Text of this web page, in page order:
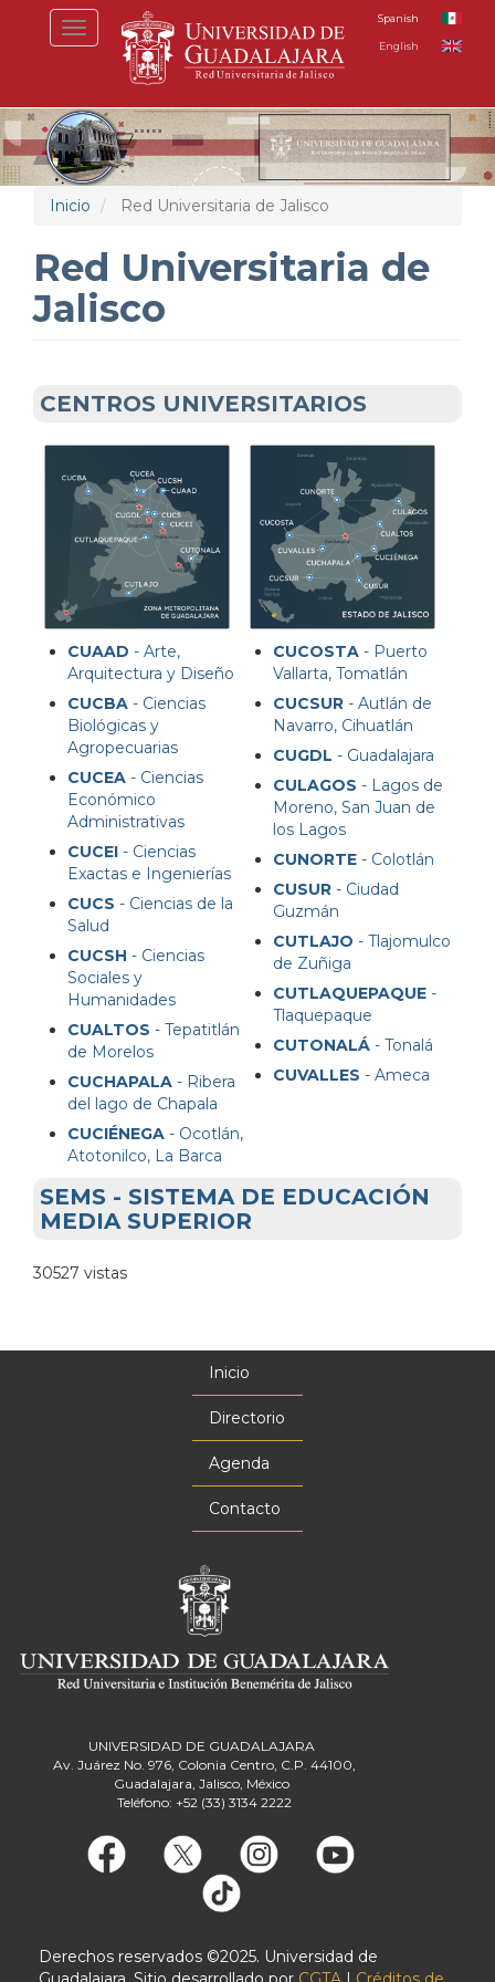
Toggle
navigation
Spanish
English
Inicio Red Universitaria de Jalisco
Red Universitaria de
Jalisco
CENTROS UNIVERSITARIOS
CUAAD - Arte,
Arquitectura y Diseño
CUCBA - Ciencias
Biológicas y
Agropecuarias
CUCEA - Ciencias
Económico
Administrativas
CUCEI - Ciencias
Exactas e Ingenierías
CUCS - Ciencias de la
Salud
CUCSH - Ciencias
Sociales y
Humanidades
CUALTOS - Tepatitlán
de Morelos
CUCHAPALA - Ribera
del lago de Chapala
CUCIÉNEGA - Ocotlán,
Atotonilco, La Barca
CUCOSTA - Puerto
Vallarta, Tomatlán
CUCSUR - Autlán de
Navarro, Cihuatlán
CUGDL - Guadalajara
CULAGOS - Lagos de
Moreno, San Juan de
los Lagos
CUNORTE - Colotlán
CUSUR - Ciudad
Guzmán
CUTLAJO - Tlajomulco
de Zuñiga
CUTLAQUEPAQUE -
Tlaquepaque
CUTONALÁ - Tonalá
CUVALLES - Ameca
SEMS - SISTEMA DE EDUCACIÓN
MEDIA SUPERIOR
30527 vistas
Inicio
Directorio
Agenda
Contacto
UNIVERSIDAD DE GUADALAJARA
Av. Juárez No. 976, Colonia Centro, C.P. 44100,
Guadalajara, Jalisco, México
Teléfono: +52 (33) 3134 2222
Derechos reservados ©2025. Universidad de